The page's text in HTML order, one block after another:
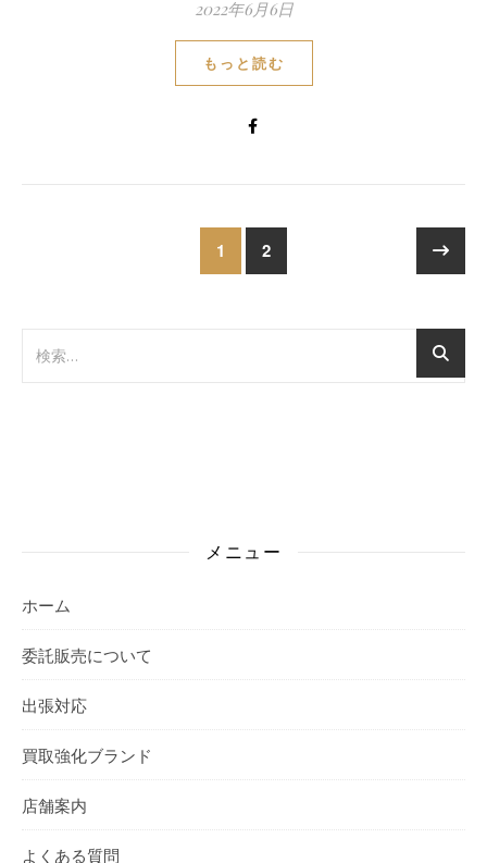
2022年6月6日
もっと読む
1 2
メニュー
ホーム
委託販売について
出張対応
買取強化ブランド
店舗案内
よくある質問